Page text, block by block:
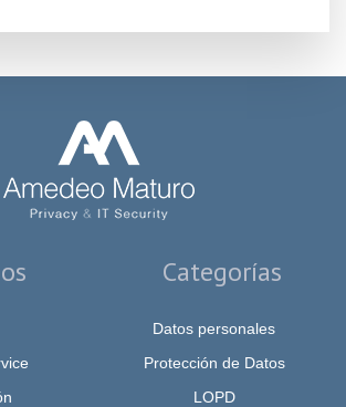
Categorías
Datos personales
Protección de Datos
LOPD